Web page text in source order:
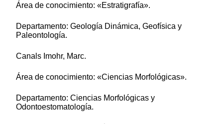
Área de conocimiento: «Estratigrafía».
Departamento: Geología Dinámica, Geofísica y
Paleontología.
Canals Imohr, Marc.
Área de conocimiento: «Ciencias Morfológicas».
Departamento: Ciencias Morfológicas y
Odontoestomatología.